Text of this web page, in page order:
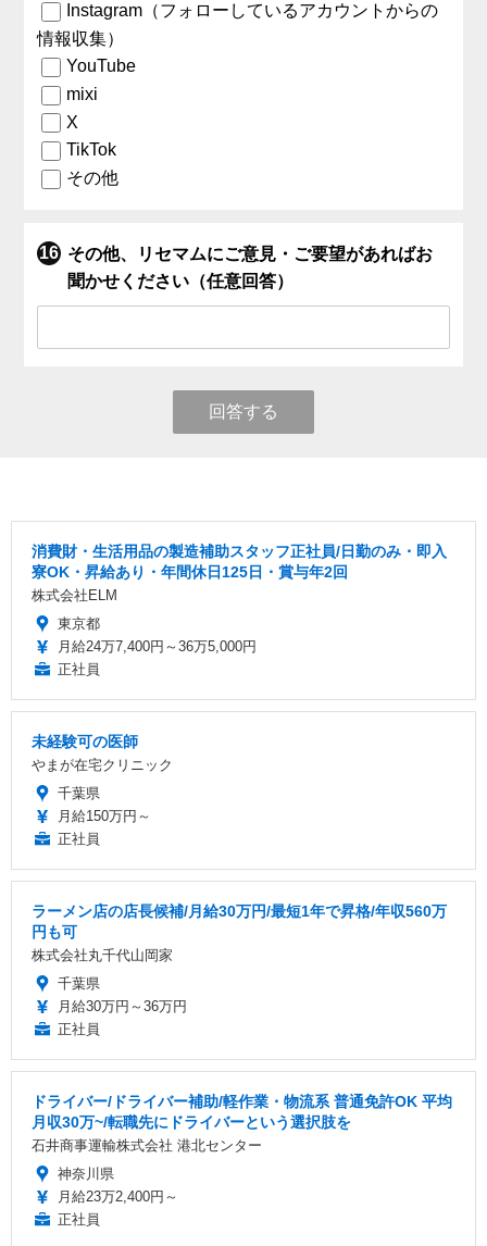
Instagram（フォローしているアカウントからの
情報収集）
YouTube
mixi
X
TikTok
その他
その他、リセマムにご意見・ご要望があればお
聞かせください（任意回答）
回答する
消費財・生活用品の製造補助スタッフ正社員/日勤のみ・即入
寮OK・昇給あり・年間休日125日・賞与年2回
株式会社ELM
東京都
月給24万7,400円～36万5,000円
正社員
未経験可の医師
やまが在宅クリニック
千葉県
月給150万円～
正社員
ラーメン店の店長候補/月給30万円/最短1年で昇格/年収560万
円も可
株式会社丸千代山岡家
千葉県
月給30万円～36万円
正社員
ドライバー/ドライバー補助/軽作業・物流系 普通免許OK 平均
月収30万~/転職先にドライバーという選択肢を
石井商事運輸株式会社 港北センター
神奈川県
月給23万2,400円～
正社員